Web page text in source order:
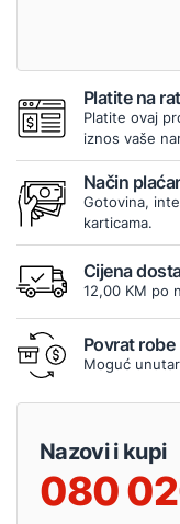
Platite na
Platite ovaj
iznos vaše
Način
Gotovina,
karticama.
Cijena
12,00 KM po
Povrat robe
Moguć
Nazovi i kupi
080